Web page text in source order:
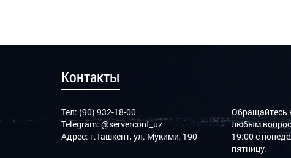
Контакты
Тел: (90) 932-18-00
Telegram:@serverconf_uz
Адрес: г.Ташкент, ул. Мукими, 190
Обращайтесь
любым
19:00 с
пятницу.